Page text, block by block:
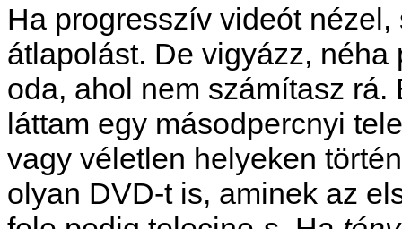
Ha progresszív videót
átlapolást. De vigyázz,
oda, ahol nem számítasz
láttam egy másodpercnyi
vagy véletlen helyeken
olyan DVD-t is, aminek az